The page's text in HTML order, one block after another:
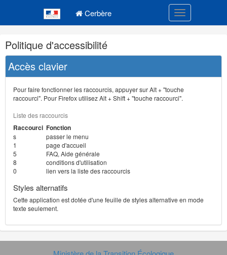
Cerbère Toggle
Navigation
et
outils
annexes
Politique d'accessibilité
Accès clavier
Pour faire fonctionner les raccourcis, appuyer sur Alt + "touche
raccourci". Pour Firefox utilisez Alt + Shift + "touche raccourci".
Liste des raccourcis
Raccourci Fonction
s
passer le menu
1
page d'accueil
5
FAQ, Aide générale
8
conditions d'utilisation
0
lien vers la liste des raccourcis
Styles alternatifs
Cette application est dotée d'une feuille de styles alternative en mode
texte seulement.